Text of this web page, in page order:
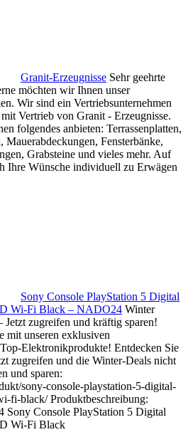
Granit-Erzeugnisse Sehr geehrte
möchten wir Ihnen unser
Wir sind ein Vertriebsunternehmen
Vertrieb von Granit - Erzeugnisse.
folgendes anbieten: Terrassenplatten,
Mauerabdeckungen, Fensterbänke,
Grabsteine und vieles mehr. Auf
Ihre Wünsche individuell zu Erwägen
Sony Console PlayStation 5 Digital
Wi-Fi Black – NADO24 Winter
zugreifen und kräftig sparen!
mit unseren exklusiven
Elektronikprodukte! Entdecken Sie
zugreifen und die Winter-Deals nicht
und sparen:
sony-console-playstation-5-digital-
fi-black/ Produktbeschreibung:
Sony Console PlayStation 5 Digital
Wi-Fi Black